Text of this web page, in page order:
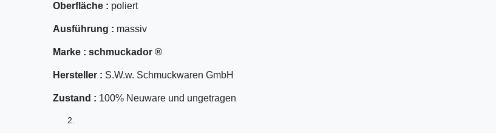
Oberfläche : poliert
Ausführung : massiv
Marke : schmuckador ®
Hersteller : S.W.w. Schmuckwaren GmbH
Zustand : 100% Neuware und ungetragen